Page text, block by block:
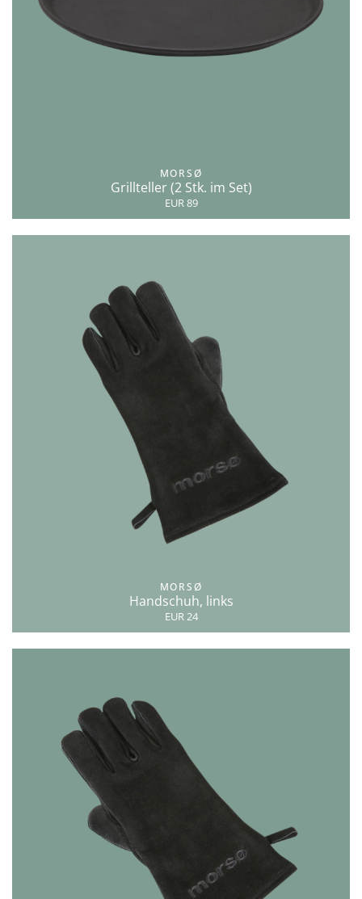
MORSØ
Grillteller (2 Stk. im Set)
EUR 89
MORSØ
Handschuh, links
EUR 24